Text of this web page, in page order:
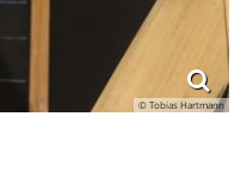
© Tobias Hartmann